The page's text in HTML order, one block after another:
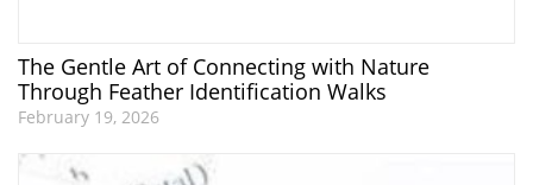
The Gentle Art of Connecting with Nature
Through Feather Identification Walks
February 19, 2026